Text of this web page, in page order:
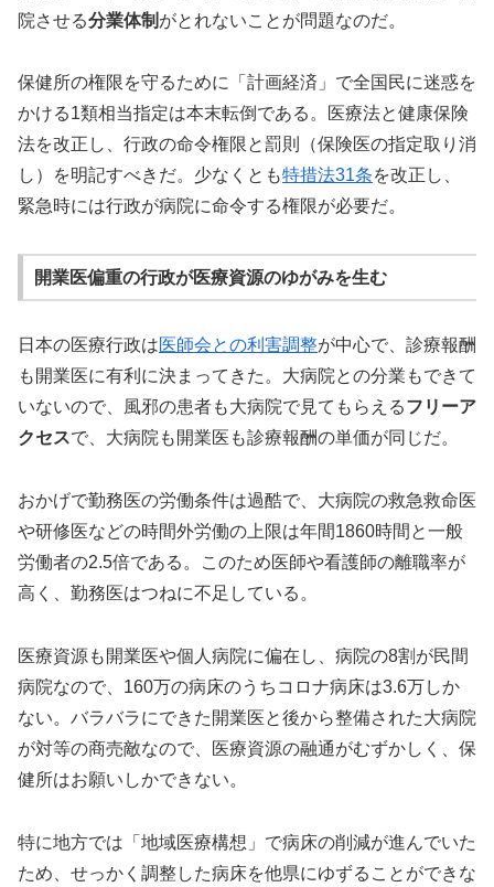
院させる分業体制 がとれないことが問題なのだ。
保健所の権限を守るために「計画経済」で全国民に迷惑を
かける1類相当指定は本末転倒である。医療法と健康保険
法を改正し、行政の命令権限と罰則（保険医の指定取り消
し）を明記すべきだ。少なくとも特措法31条を改正し、
緊急時には行政が病院に命令する権限が必要だ。
開業医偏重の行政が医療資源のゆがみを生む
日本の医療行政は医師会との利害調整が中心で、診療報酬
も開業医に有利に決まってきた。大病院との分業もできて
いないので、風邪の患者も大病院で見てもらえるフリーア
クセスで、大病院も開業医も診療報酬の単価が同じだ。
おかげで勤務医の労働条件は過酷で、大病院の救急救命医
や研修医などの時間外労働の上限は年間1860時間と一般
労働者の2.5倍である。このため医師や看護師の離職率が
高く、勤務医はつねに不足している。
医療資源も開業医や個人病院に偏在し、病院の8割が民間
病院なので、160万の病床のうちコロナ病床は3.6万しか
ない。バラバラにできた開業医と後から整備された大病院
が対等の商売敵なので、医療資源の融通がむずかしく、保
健所はお願いしかできない。
特に地方では「地域医療構想」で病床の削減が進んでいた
ため、せっかく調整した病床を他県にゆずることができな